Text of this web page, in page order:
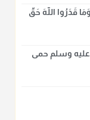
"والرافضة ليس
في الإسلام
{وَمَا قَدَرُوا اللَّهَ حَقَّ
عليه وسلم حمى